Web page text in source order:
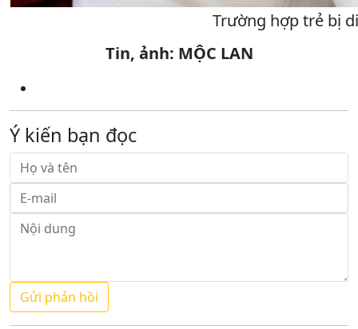
Trường hợp trẻ bị
Tin, ảnh: MỘC LAN
Ý kiến bạn đọc